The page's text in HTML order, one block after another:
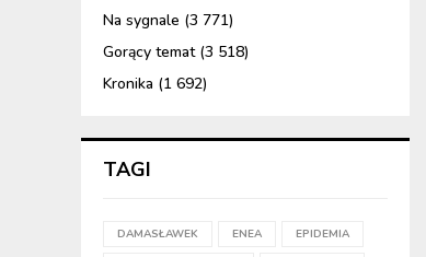
Na sygnale (3 771)
Gorący temat(3 518)
Kronika (1 692)
TAGI
DAMASŁAWEK ENEA EPIDEMIA